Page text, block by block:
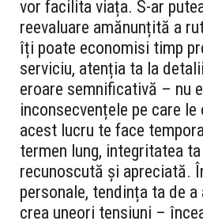
vor facilita viața. S-ar
reevaluare amănunțită a
îți poate economisi timp
serviciu, atenția ta la
eroare semnificativă – nu
inconsecvențele pe care
acest lucru te face
termen lung, integritatea
recunoscută și apreciată.
personale, tendința ta de
crea uneori tensiuni –